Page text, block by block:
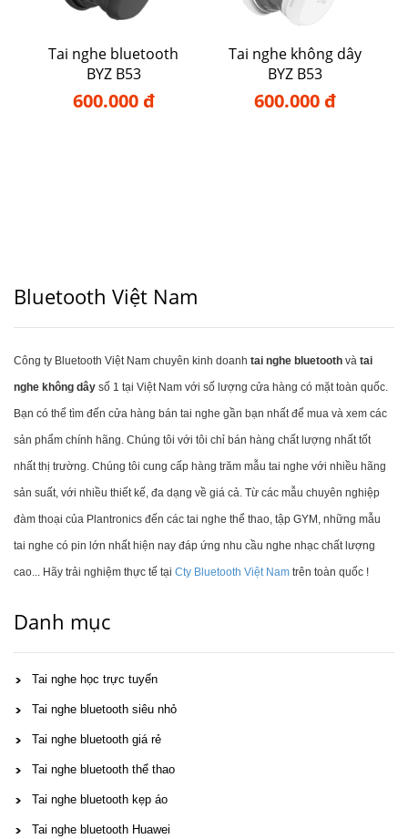
Tai nghe bluetooth
BYZ B53
600.000 đ
Tai nghe không dây
BYZ B53
600.000 đ
Bluetooth Việt Nam
Công ty Bluetooth Việt Nam chuyên kinh doanh tai nghe bluetooth và tai
nghe không dây số 1 tại Việt Nam với số lượng cửa hàng có mặt toàn quốc.
Bạn có thể tìm đến cửa hàng bán tai nghe gần bạn nhất để mua và xem các
sản phẩm chính hãng. Chúng tôi với tôi chỉ bán hàng chất lượng nhất tốt
nhất thị trường. Chúng tôi cung cấp hàng trăm mẫu tai nghe với nhiều hãng
sản suất, với nhiều thiết kế, đa dạng về giá cả. Từ các mẫu chuyên nghiệp
đàm thoại của Plantronics đến các tai nghe thể thao, tập GYM, những mẫu
tai nghe có pin lớn nhất hiện nay đáp ứng nhu cầu nghe nhạc chất lượng
cao... Hãy trải nghiệm thực tế tại Cty Bluetooth Việt Nam trên toàn quốc !
Danh mục
Tai nghe học trực tuyến
Tai nghe bluetooth siêu nhỏ
Tai nghe bluetooth giá rẻ
Tai nghe bluetooth thể thao
Tai nghe bluetooth kẹp áo
Tai nghe bluetooth Huawei